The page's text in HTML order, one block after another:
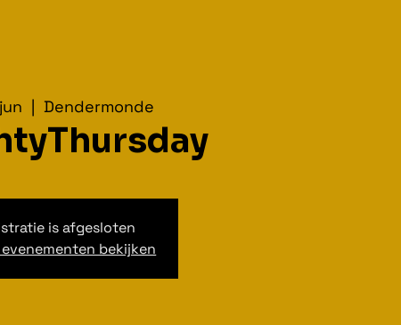
  |
Dendermonde
is afgesloten
bekijken